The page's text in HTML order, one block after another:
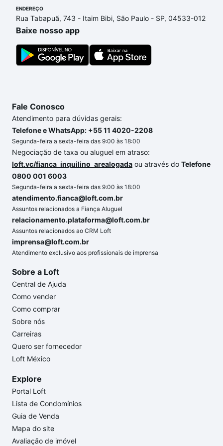
Se ainda tem alguma dúvida dos custos envolvidos
no processo de compra, veja em nosso portal
quanto custa comprar um apartamento
a gente para comprar o imóvel dos seus sonhos
com segurança e conforto. Loft, com você até as
ENDEREÇO
Rua Tabapuã, 743 - Itaim Bibi, São Paulo - SP, 04533-012
Baixe nosso app
Fale Conosco
Atendimento para dúvidas gerais:
Telefone e WhatsApp: +55 11 4020-2208
Segunda-feira a sexta-feira das 9:00 às 18:00
Negociação de taxa ou aluguel em atraso:
loft.vc/fianca_inquilino_arealogada ou através do Telefone
0800 001 6003
Segunda-feira a sexta-feira das 9:00 às 18:00
atendimento.fianca@loft.com.br
Assuntos relacionados a Fiança Aluguel
relacionamento.plataforma@loft.com.br
Assuntos relacionados ao CRM Loft
imprensa@loft.com.br
Atendimento exclusivo aos profissionais de imprensa
Sobre a Loft
Central de Ajuda
Como vender
Como comprar
Sobre nós
Carreiras
Quero ser fornecedor
Loft México
Explore
Portal Loft
Lista de Condomínios
Guia de Venda
Mapa do site
Avaliação de imóvel